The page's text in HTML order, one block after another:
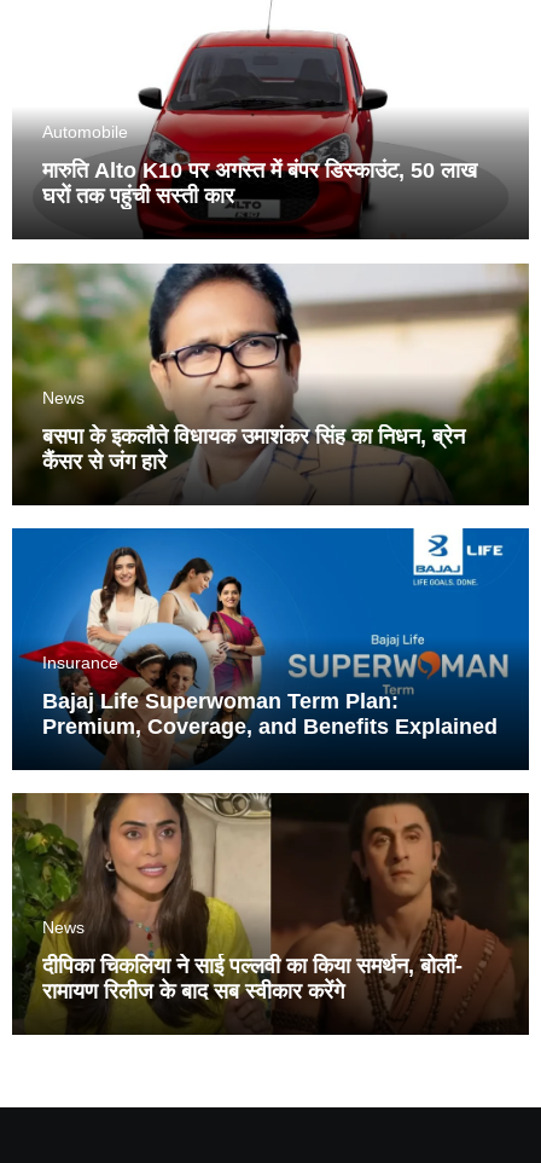
Automobile
मारुति Alto K10 पर अगस्त में बंपर डिस्काउंट, 50 लाख
घरों तक पहुंची सस्ती कार
News
बसपा के इकलौते विधायक उमाशंकर सिंह का निधन, ब्रेन
कैंसर से जंग हारे
Insurance
Bajaj Life Superwoman Term Plan:
Premium, Coverage, and Benefits Explained
News
दीपिका चिकलिया ने साई पल्लवी का किया समर्थन, बोलीं-
रामायण रिलीज के बाद सब स्वीकार करेंगे